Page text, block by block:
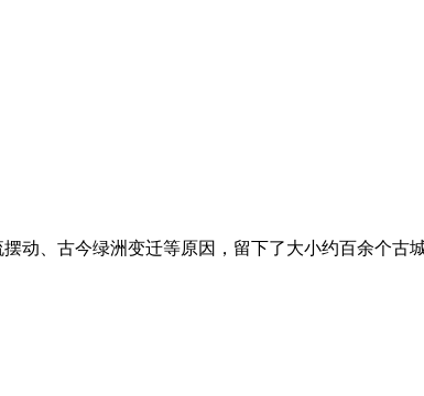
动、古今绿洲变迁等原因，留下了大小约百余个古